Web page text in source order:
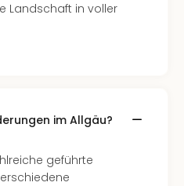
Landschaft in voller
im Allgäu?
geführte